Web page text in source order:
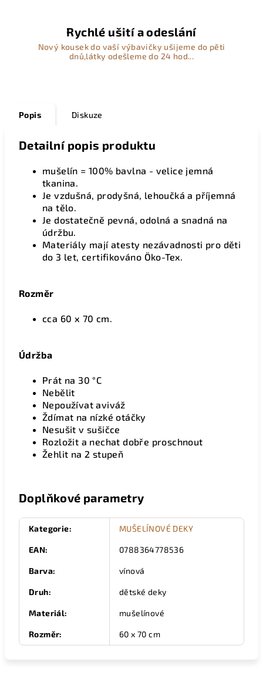
Rychlé ušití a odeslání
Nový kousek do vaší výbavičky ušijeme do pěti
dnů,látky odešleme do 24 hod...
Popis Diskuze
Detailní popis produktu
mušelín = 100% bavlna - velice jemná
tkanina.
Je vzdušná, prodyšná, lehoučká a příjemná
na tělo.
Je dostatečně pevná, odolná a snadná na
údržbu.
Materiály mají atesty nezávadnosti pro děti
do 3 let, certifikováno Öko-Tex.
Rozměr
cca 60 x 70 cm.
Údržba
Prát na 30 °C
Nebělit
Nepoužívat aviváž
Ždímat na nízké otáčky
Nesušit v sušičce
Rozložit a nechat dobře proschnout
Žehlit na 2 stupeň
Doplňkové parametry
Kategorie: MUŠELÍNOVÉ DEKY
EAN: 0788364778536
Barva: vínová
Druh: dětské deky
Materiál: mušelínové
Rozměr: 60 x 70 cm